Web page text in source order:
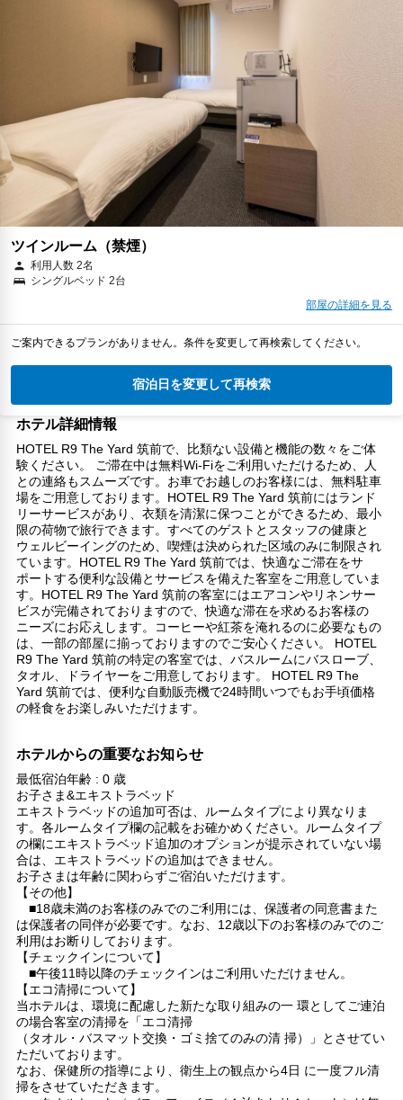
ツインルーム（禁煙）
利用人数 2名
シングルベッド 2台
部屋の詳細を見る
ご案内できるプランがありません。条件を変更して再検索してください。
宿泊日を変更して再検索
ホテル詳細情報
HOTEL R9 The Yard 筑前で、比類ない設備と機能の数々をご体
験ください。 ご滞在中は無料Wi-Fiをご利用いただけるため、人
との連絡もスムーズです。お車でお越しのお客様には、無料駐車
場をご用意しております。HOTEL R9 The Yard 筑前にはランド
リーサービスがあり、衣類を清潔に保つことができるため、最小
限の荷物で旅行できます。すべてのゲストとスタッフの健康と
ウェルビーイングのため、喫煙は決められた区域のみに制限され
ています。HOTEL R9 The Yard 筑前では、快適なご滞在をサ
ポートする便利な設備とサービスを備えた客室をご用意していま
す。HOTEL R9 The Yard 筑前の客室にはエアコンやリネンサー
ビスが完備されておりますので、快適な滞在を求めるお客様の
ニーズにお応えします。コーヒーや紅茶を淹れるのに必要なもの
は、一部の部屋に揃っておりますのでご安心ください。 HOTEL
R9 The Yard 筑前の特定の客室では、バスルームにバスローブ、
タオル、ドライヤーをご用意しております。 HOTEL R9 The
Yard 筑前では、便利な自動販売機で24時間いつでもお手頃価格
の軽食をお楽しみいただけます。
ホテルからの重要なお知らせ
最低宿泊年齢 : 0 歳
お子さま&エキストラベッド
エキストラベッドの追加可否は、ルームタイプにより異なりま
す。各ルームタイプ欄の記載をお確かめください。ルームタイプ
の欄にエキストラベッド追加のオプションが提示されていない場
合は、エキストラベッドの追加はできません。
お子さまは年齢に関わらずご宿泊いただけます。
【その他】
■18歳未満のお客様のみでのご利用には、保護者の同意書また
は保護者の同伴が必要です。なお、12歳以下のお客様のみでのご
利用はお断りしております。
【チェックインについて】
■午後11時以降のチェックインはご利用いただけません。
【エコ清掃について】
当ホテルは、環境に配慮した新たな取り組みの一 環としてご連泊
の場合客室の清掃を「エコ清掃
（タオル・バスマット交換・ゴミ捨てのみの清 掃）」とさせてい
ただいております。
なお、保健所の指導により、衛生上の観点から4日 に一度フル清
掃をさせていただきます。